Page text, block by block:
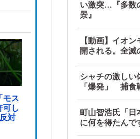
モス
可し
対
い激突…『多数
景』
【動画】イオ
開される。全
シャチの激しい
「爆発」 捕食
町山智浩氏「日
に何を得たんで